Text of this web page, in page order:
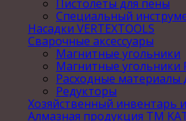
Пистолеты для пены
Специальный
Насадки VERTEXTOOLS
Сварочные аксессуары
Магнитные угольники
Магнитные угольники
Расходные материалы
Редукторы
Хозяйственный инвентарь
Алмазная продукция ТМ